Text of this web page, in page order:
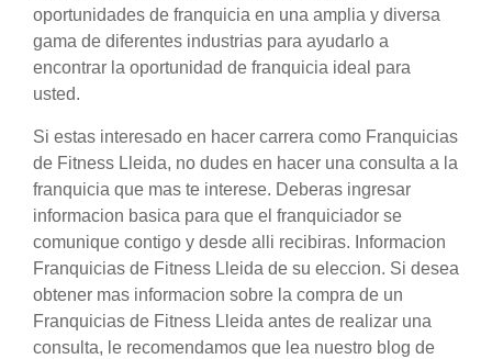
oportunidades de franquicia en una amplia y diversa
gama de diferentes industrias para ayudarlo a
encontrar la oportunidad de franquicia ideal para
usted.
Si estas interesado en hacer carrera como Franquicias
de Fitness Lleida, no dudes en hacer una consulta a la
franquicia que mas te interese. Deberas ingresar
informacion basica para que el franquiciador se
comunique contigo y desde alli recibiras. Informacion
Franquicias de Fitness Lleida de su eleccion. Si desea
obtener mas informacion sobre la compra de un
Franquicias de Fitness Lleida antes de realizar una
consulta, le recomendamos que lea nuestro blog de